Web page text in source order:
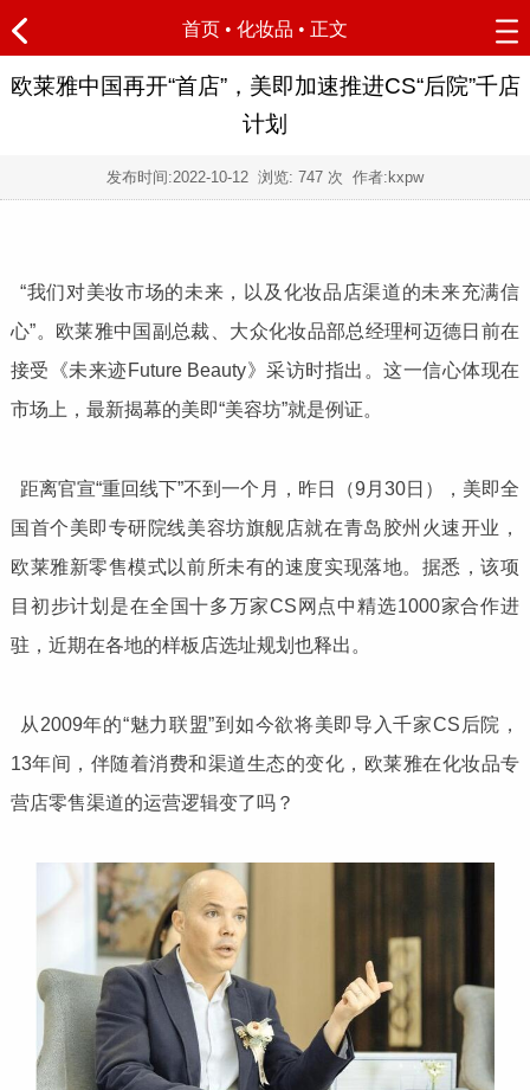
首页 • 化妆品 • 正文
欧莱雅中国再开“首店”，美即加速推进CS“后院”千店
计划
发布时间:2022-10-12 浏览: 747 次 作者:kxpw
“我们对美妆市场的未来，以及化妆品店渠道的未来充满信
心”。欧莱雅中国副总裁、大众化妆品部总经理柯迈德日前在
接受《未来迹Future Beauty》采访时指出。这一信心体现在
市场上，最新揭幕的美即“美容坊”就是例证。
距离官宣“重回线下”不到一个月，昨日（9月30日），美即全
国首个美即专研院线美容坊旗舰店就在青岛胶州火速开业，
欧莱雅新零售模式以前所未有的速度实现落地。据悉，该项
目初步计划是在全国十多万家CS网点中精选1000家合作进
驻，近期在各地的样板店选址规划也释出。
从2009年的“魅力联盟”到如今欲将美即导入千家CS后院，
13年间，伴随着消费和渠道生态的变化，欧莱雅在化妆品专
营店零售渠道的运营逻辑变了吗？